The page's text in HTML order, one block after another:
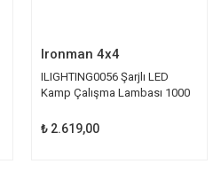
Ironman 4x4
ILIGHTING0056 Şarjlı LED
Kamp Çalışma Lambası 1000
₺ 2.619,00